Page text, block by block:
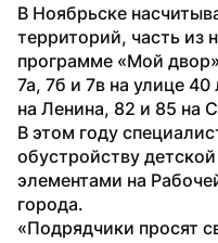
В Ноябрьске
территорий, часть из
программе «Мой
7а, 7б и 7в на улице
на Ленина, 82 и 85 на
В этом году
обустройству
элементами на
города.
«Подрядчики просят